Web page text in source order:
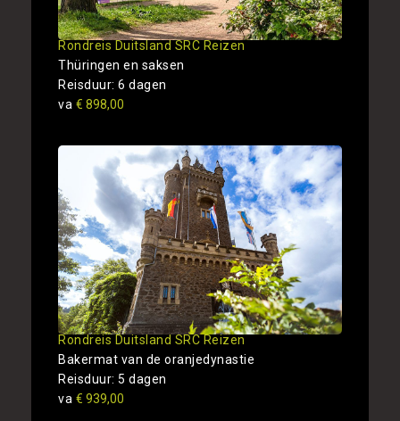
Rondreis Duitsland SRC Reizen
Thüringen en saksen
Reisduur: 6 dagen
va € 898,00
Rondreis Duitsland SRC Reizen
Bakermat van de oranjedynastie
Reisduur: 5 dagen
va € 939,00